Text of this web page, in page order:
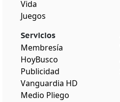
Vida
Juegos
Servicios
Membresía
HoyBusco
Publicidad
Vanguardia HD
Medio Pliego